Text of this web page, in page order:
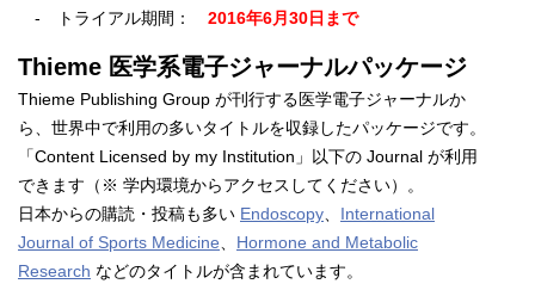
- トライアル期間： 2016年6月30日まで
Thieme 医学系電子ジャーナルパッケージ
Thieme Publishing Group が刊行する医学電子ジャーナルか
ら、世界中で利用の多いタイトルを収録したパッケージです。
「Content Licensed by my Institution」以下の Journal が利用
できます（※ 学内環境からアクセスしてください）。
日本からの購読・投稿も多い Endoscopy
International
Journal of Sports Medicine
Hormone and Metabolic
Research などのタイトルが含まれています。